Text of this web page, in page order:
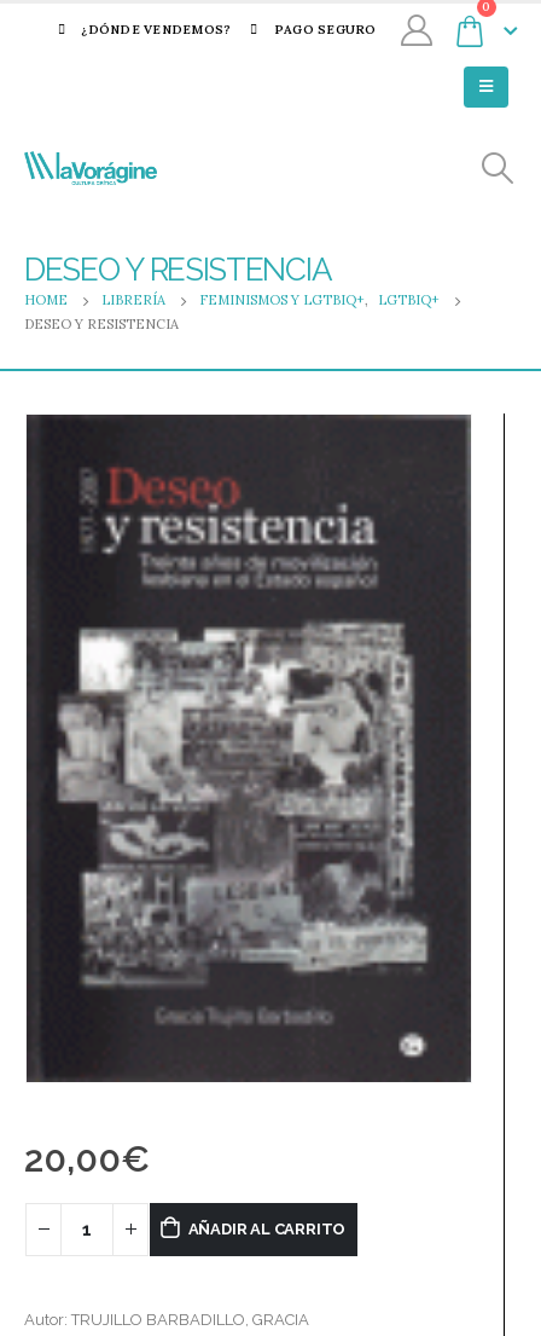
¿DÓNDE VENDEMOS? PAGO SEGURO
0
DESEO Y RESISTENCIA
HOME LIBRERÍA FEMINISMOS Y LGTBIQ+,
LGTBIQ+
DESEO Y RESISTENCIA
20,00€
AÑADIR AL CARRITO
Autor: TRUJILLO BARBADILLO, GRACIA